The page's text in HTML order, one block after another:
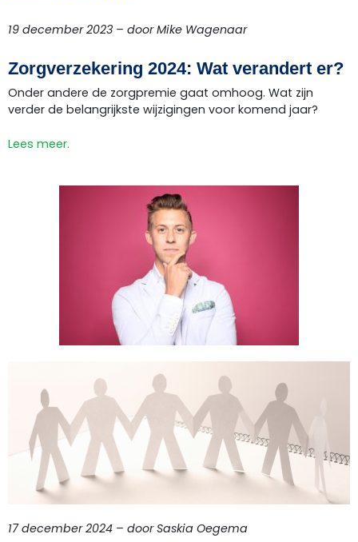
19 december 2023 – door Mike Wagenaar
Zorgverzekering 2024: Wat verandert er?
Onder andere de zorgpremie gaat omhoog. Wat zijn
verder de belangrijkste wijzigingen voor komend jaar?
Lees meer.
17 december 2024 – door Saskia Oegema